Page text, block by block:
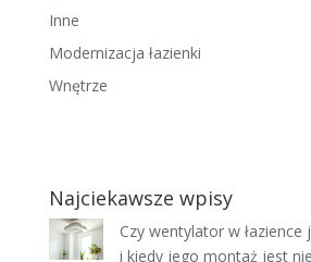
Inne
Modernizacja łazienki
Wnętrze
Najciekawsze wpisy
Czy wentylator w
i kiedy jego montaż jest